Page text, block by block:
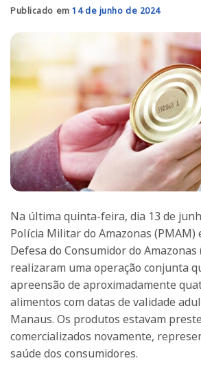
Publicado em14 de junho de 2024
Na última quinta-feira, dia 13 de
Polícia Militar do Amazonas
Defesa do Consumidor do Amazonas
realizaram uma operação conjunta
apreensão de aproximadamente
alimentos com datas de validade
Manaus. Os produtos estavam
comercializados novamente,
saúde dos consumidores.